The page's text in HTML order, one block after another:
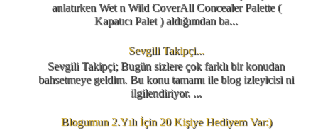
anlatırken Wet n Wild CoverAll Concealer Palette (
Kapatıcı Palet ) aldığımdan ba...
Sevgili Takipçi...
Sevgili Takipçi; Bugün sizlere çok farklı bir konudan
bahsetmeye geldim. Bu konu tamamı ile blog izleyicisi ni
ilgilendiriyor. ...
Blogumun 2.Yılı İçin 20 Kişiye Hediyem Var:)